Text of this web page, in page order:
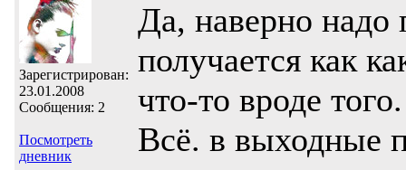
Зарегистрирован:
23.01.2008
Сообщения: 2
Посмотреть
дневник
Да, наверно надо
получается как
что-то вроде того.
Всё. в выходные